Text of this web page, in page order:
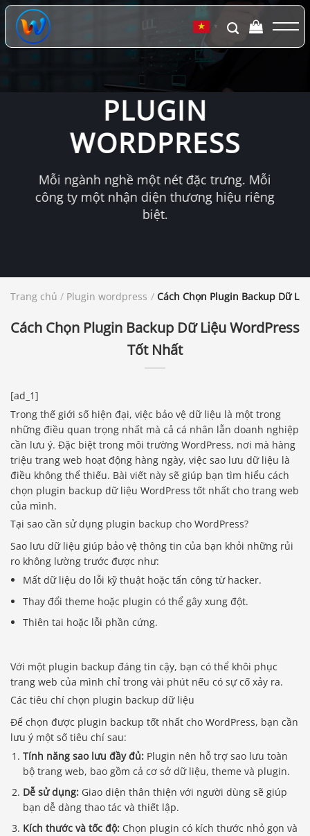
Chuyển
đến
dung
▼
PLUGIN
WORDPRESS
Mỗi ngành nghề một nét đặc trưng. Mỗi
công ty một nhận diện thương hiệu riêng
biệt.
Trang chủ / Plugin wordpress / Cách Chọn Plugin Backup Dữ
Cách Chọn Plugin Backup Dữ Liệu WordPress
Tốt Nhất
[ad_1]
Trong thế giới số hiện đại, việc bảo vệ dữ liệu là một trong
những điều quan trọng nhất mà cả cá nhân lẫn doanh nghiệp
cần lưu ý. Đặc biệt trong môi trường WordPress, nơi mà hàng
triệu trang web hoạt động hàng ngày, việc sao lưu dữ liệu là
điều không thể thiếu. Bài viết này sẽ giúp bạn tìm hiểu cách
chọn plugin backup dữ liệu WordPress tốt nhất cho trang web
của mình.
Tại sao cần sử dụng plugin backup cho WordPress?
Sao lưu dữ liệu giúp bảo vệ thông tin của bạn khỏi những rủi
ro không lường trước được như:
Mất dữ liệu do lỗi kỹ thuật hoặc tấn công từ hacker.
Thay đổi theme hoặc plugin có thể gây xung đột.
Thiên tai hoặc lỗi phần cứng.
Với một plugin backup đáng tin cậy, bạn có thể khôi phục
trang web của mình chỉ trong vài phút nếu có sự cố xảy ra.
Các tiêu chí chọn plugin backup dữ liệu
Để chọn được plugin backup tốt nhất cho WordPress, bạn cần
lưu ý một số tiêu chí sau:
Tính năng sao lưu đầy đủ: Plugin nên hỗ trợ sao lưu toàn
bộ trang web, bao gồm cả cơ sở dữ liệu, theme và plugin.
Dễ sử dụng: Giao diện thân thiện với người dùng sẽ giúp
bạn dễ dàng thao tác và thiết lập.
Kích thước và tốc độ: Chọn plugin có kích thước nhỏ gọn và